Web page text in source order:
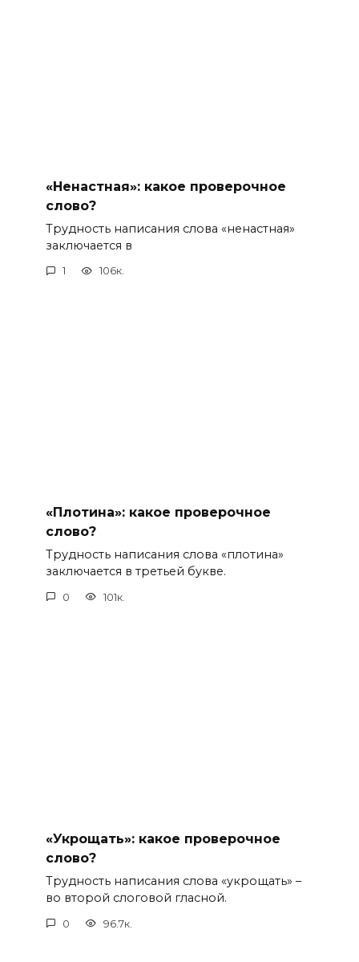
«Ненастная»: какое проверочное
слово?
Трудность написания слова «ненастная»
заключается в
1 106к.
«Плотина»: какое проверочное
слово?
Трудность написания слова «плотина»
заключается в третьей букве.
0 101к.
«Укрощать»: какое проверочное
слово?
Трудность написания слова «укрощать» –
во второй слоговой гласной.
0 96.7к.